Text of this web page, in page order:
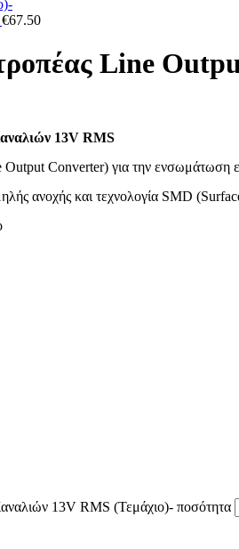
€67.50
Line
13V RMS
Converter) για την ενσωμάτωση
ανοχής και τεχνολογία SMD
13V RMS (Τεμάχιο)- ποσότητα